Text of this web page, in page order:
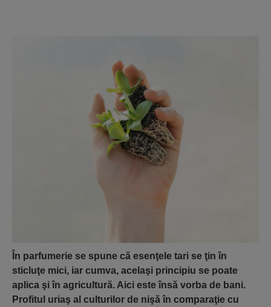
În parfumerie se spune că esenţele tari se ţin în
sticluţe mici, iar cumva, acelaşi principiu se poate
aplica şi în agricultură. Aici este însă vorba de bani.
Profitul uriaş al culturilor de nişă în comparaţie cu